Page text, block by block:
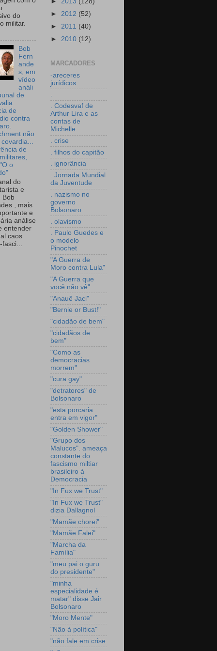
do
militar.
Bob
Fern
ande
s, em
vídeo
análi
de
de
contra
não
de
o
do
e
Bob
, mais
e
análise
entender
caos
► 2012 (52)
► 2011 (40)
► 2010 (12)
MARCADORES
-areceres
jurídicos
.
. Codesvaf de
Arthur Lira e as
contas de
Michelle
. crise
. filhos do capitão
. ignorância
. Jornada Mundial
da Juventude
. nazismo no
governo
Bolsonaro
. olavismo
. Paulo Guedes e
o modelo
Pinochet
"A Guerra de
Moro contra Lula"
"A Guerra que
você não vê"
"Anauê Jaci"
"Bernie or Bust!"
"cidadão de bem"
"cidadãos de
bem"
"Como as
democracias
morrem"
"cura gay"
"detratores" de
Bolsonaro
"esta porcaria
entra em vigor"
"Golden Shower"
"Grupo dos
Malucos". ameaça
constante do
fascismo miltiar
brasileiro à
Democracia
"In Fux we Trust"
"In Fux we Trust"
dizia Dallagnol
"Mamãe chorei"
"Mamãe Falei"
"Marcha da
Família"
"meu pai o guru
do presidente"
"minha
especialidade é
matar" disse Jair
Bolsonaro
"Moro Mente"
"Não à política"
"não fale em crise